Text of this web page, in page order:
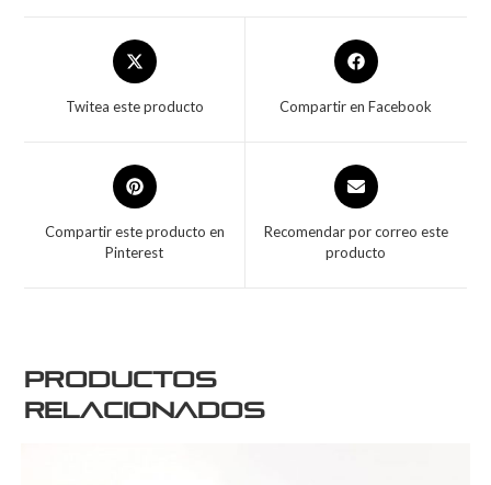
Twitea este producto Compartir en Facebook
Compartir este producto en
Pinterest
Recomendar por correo este
producto
Productos
relacionados